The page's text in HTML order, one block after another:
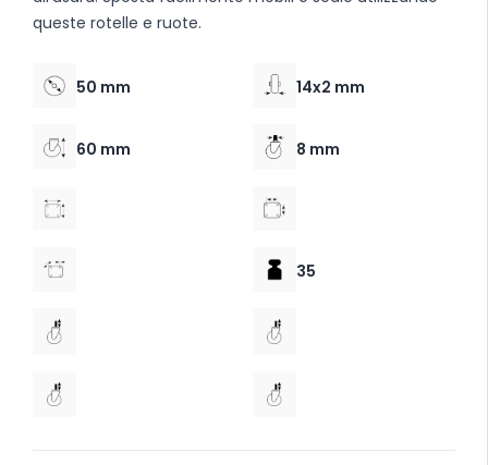
queste rotelle e ruote.
50 mm 14x2 mm
60 mm 8 mm
35